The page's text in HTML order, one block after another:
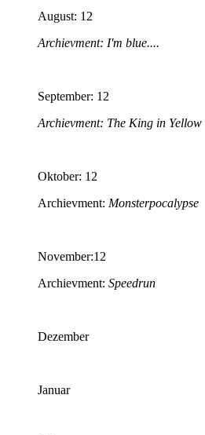
August: 12
Archievment: I'm blue....
September: 12
Archievment: The King in Yellow
Oktober: 12
Archievment: Monsterpocalypse
November:12
Archievment: Speedrun
Dezember
Januar